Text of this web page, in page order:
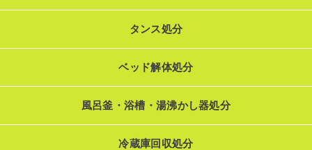
タンス処分
ベッド解体処分
風呂釜・浴槽・湯沸かし器処分
冷蔵庫回収処分